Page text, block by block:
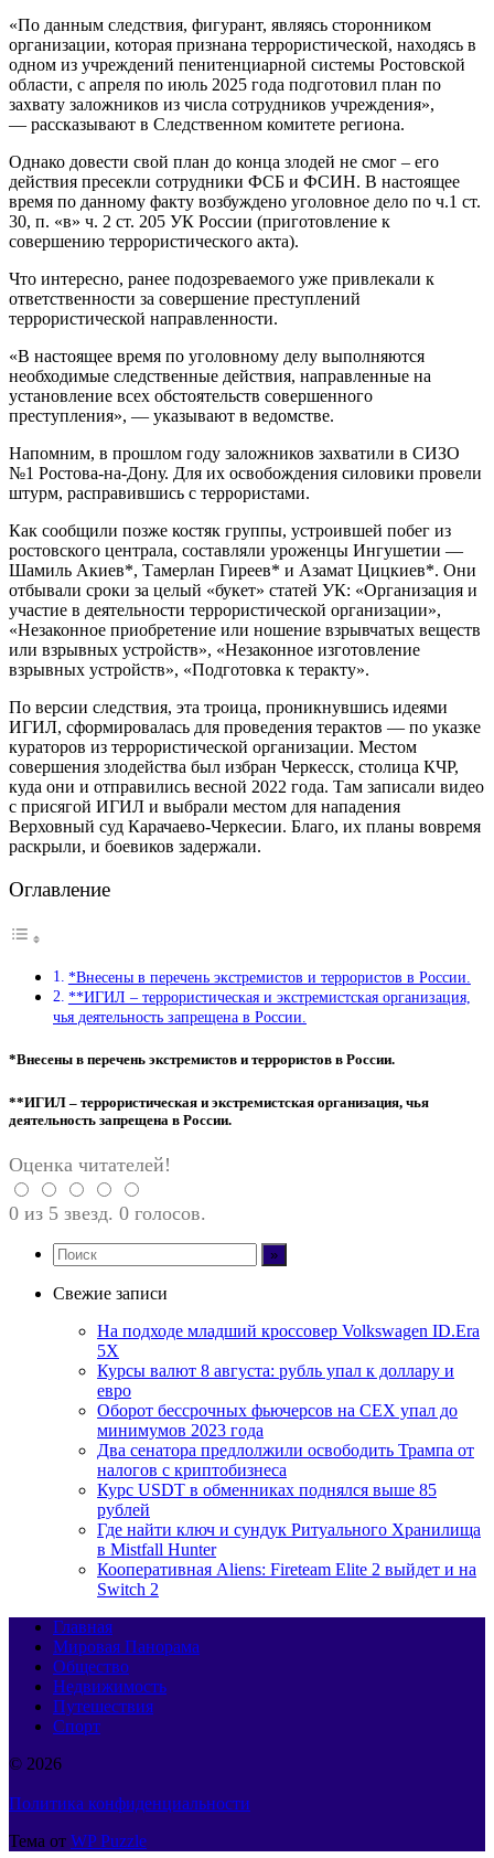
«По данным следствия, фигурант, являясь сторонником
организации, которая признана террористической, находясь в
одном из учреждений пенитенциарной системы Ростовской
области, с апреля по июль 2025 года подготовил план по
захвату заложников из числа сотрудников учреждения»,
— рассказывают в Следственном комитете региона.
Однако довести свой план до конца злодей не смог – его
действия пресекли сотрудники ФСБ и ФСИН. В настоящее
время по данному факту возбуждено уголовное дело по ч.1 ст.
30, п. «в» ч. 2 ст. 205 УК России (приготовление к
совершению террористического акта).
Что интересно, ранее подозреваемого уже привлекали к
ответственности за совершение преступлений
террористической направленности.
«В настоящее время по уголовному делу выполняются
необходимые следственные действия, направленные на
установление всех обстоятельств совершенного
преступления», — указывают в ведомстве.
Напомним, в прошлом году заложников захватили в СИЗО
№1 Ростова-на-Дону. Для их освобождения силовики провели
штурм, расправившись с террористами.
Как сообщили позже костяк группы, устроившей побег из
ростовского централа, составляли уроженцы Ингушетии —
Шамиль Акиев*, Тамерлан Гиреев* и Азамат Цицкиев*. Они
отбывали сроки за целый «букет» статей УК: «Организация и
участие в деятельности террористической организации»,
«Незаконное приобретение или ношение взрывчатых веществ
или взрывных устройств», «Незаконное изготовление
взрывных устройств», «Подготовка к теракту».
По версии следствия, эта троица, проникнувшись идеями
ИГИЛ, сформировалась для проведения терактов — по указке
кураторов из террористической организации. Местом
совершения злодейства был избран Черкесск, столица КЧР,
куда они и отправились весной 2022 года. Там записали видео
с присягой ИГИЛ и выбрали местом для нападения
Верховный суд Карачаево-Черкесии. Благо, их планы вовремя
раскрыли, и боевиков задержали.
Оглавление
*Внесены в перечень экстремистов и террористов в России.
**ИГИЛ – террористическая и экстремистская организация,
чья деятельность запрещена в России.
*Внесены в перечень экстремистов и террористов в России.
**ИГИЛ – террористическая и экстремистская организация, чья
деятельность запрещена в России.
Оценка читателей!
0 из 5 звезд. 0 голосов.
Свежие записи
На подходе младший кроссовер Volkswagen ID.Era
5X
Курсы валют 8 августа: рубль упал к доллару и
евро
Оборот бессрочных фьючерсов на CEX упал до
минимумов 2023 года
Два сенатора предлолжили освободить Трампа от
налогов с криптобизнеса
Курс USDT в обменниках поднялся выше 85
рублей
Где найти ключ и сундук Ритуального Хранилища
в Mistfall Hunter
Кооперативная Aliens: Fireteam Elite 2 выйдет и на
Switch 2
Главная
Мировая Панорама
Общество
Недвижимость
Путешествия
Спорт
© 2026
Политика конфиденциальности
Тема от WP Puzzle